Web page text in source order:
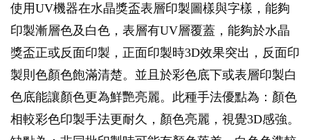
使用UV機器在水晶獎盃表層印製圖樣與字樣，能夠
印製漸層色及白色，表層有UV層覆蓋，能夠於水晶
獎盃正或反面印製，正面印製時3D效果突出，反面印
製則色顏色飽滿清楚。並且於彩色底下或表層印製白
色底能讓顏色更為鮮艷亮麗。此種手法優點為：顏色
相較彩色印製手法更耐久，顏色亮麗，視覺3D感強。